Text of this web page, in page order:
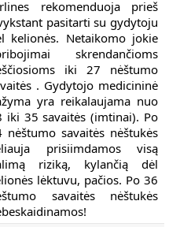
rekomenduoja prieš
pasitarti su gydytoju
kelionės. Netaikomo jokie
skrendančioms
iki 27 nėštumo
. Gydytojo medicininė
yra reikalaujama nuo
iki 35 savaitės (imtinai). Po
nėštumo savaitės nėštukės
prisiimdamos visą
riziką, kylančią dėl
lėktuvu, pačios. Po 36
savaitės nėštukės